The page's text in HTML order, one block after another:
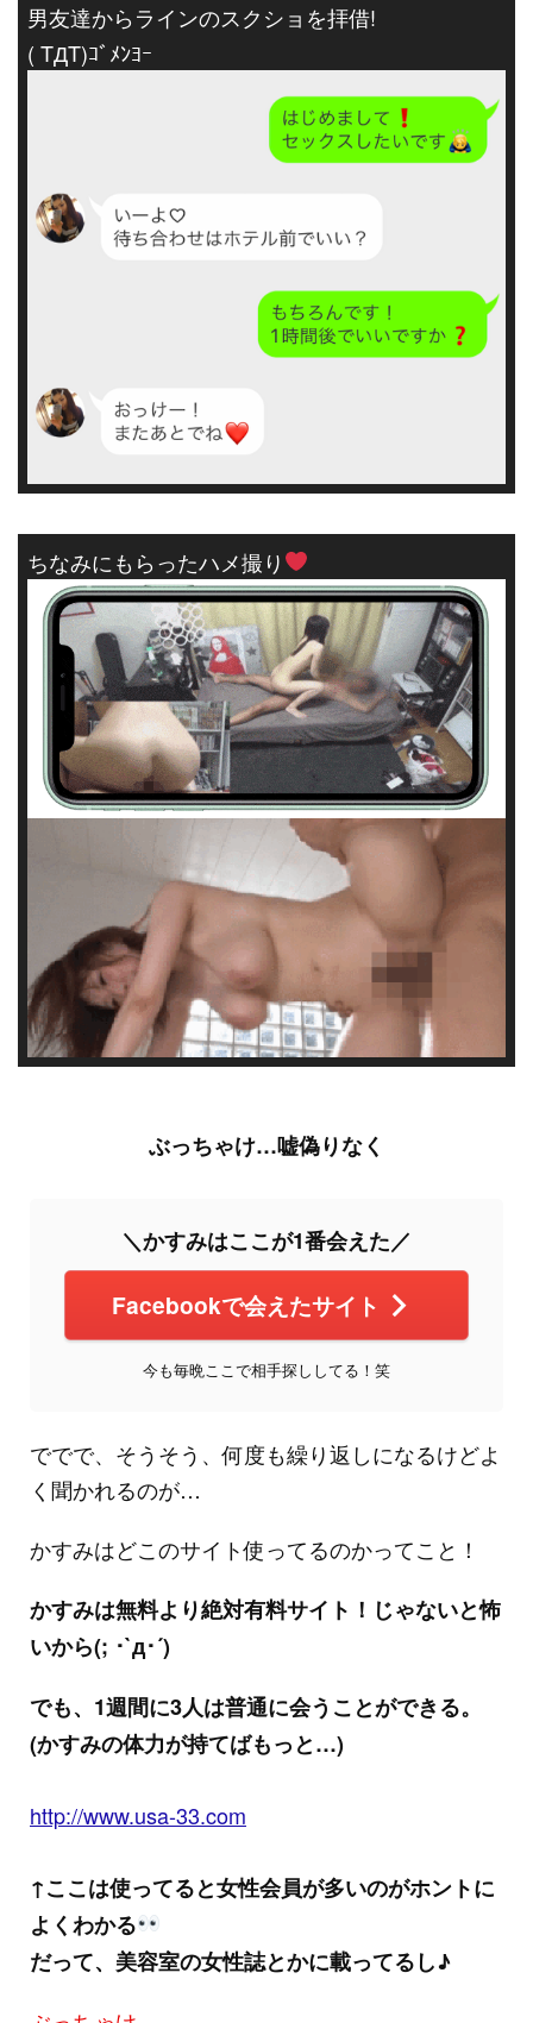
男友達からラインのスクショを拝借!
( TДT)ｺﾞﾒﾝﾖｰ
ちなみにもらったハメ撮り
ぶっちゃけ…嘘偽りなく
＼かすみはここが1番会えた／
Facebookで会えたサイト
今も毎晩ここで相手探ししてる！笑
ででで、そうそう、何度も繰り返しになるけどよ
く聞かれるのが…
かすみはどこのサイト使ってるのかってこと！
かすみは無料より絶対有料サイト！じゃないと怖
いから(; ･`д･´)
でも、1週間に3人は普通に会うことができる。
(かすみの体力が持てばもっと…)
http://www.usa-33.com
↑ここは使ってると女性会員が多いのがホントに
よくわかる
だって、美容室の女性誌とかに載ってるし♪